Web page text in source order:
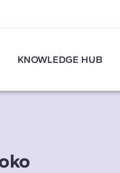
KNOWLEDGE HUB